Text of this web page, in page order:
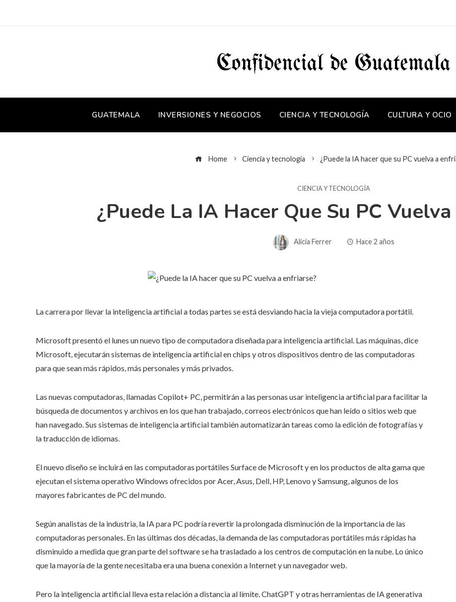
GUATEMALA INVERSIONES Y NEGOCIOS CIENCIA Y TECNOLOGÍA CULTURA Y OCIO
Home Ciencia y tecnología ¿Puede la IA hacer que su PC vuelva a
CIENCIA Y TECNOLOGÍA
¿Puede La IA Hacer Que Su PC
Alicia Ferrer Hace 2 años
La carrera por llevar la inteligencia artificial a todas partes se está desviando hacia la vieja computadora portátil.
Microsoft presentó el lunes un nuevo tipo de computadora diseñada para inteligencia artificial. Las máquinas, dice
Microsoft, ejecutarán sistemas de inteligencia artificial en chips y otros dispositivos dentro de las computadoras
para que sean más rápidos, más personales y más privados.
Las nuevas computadoras, llamadas Copilot+ PC, permitirán a las personas usar inteligencia artificial para facilitar la
búsqueda de documentos y archivos en los que han trabajado, correos electrónicos que han leído o sitios web que
han navegado. Sus sistemas de inteligencia artificial también automatizarán tareas como la edición de fotografías y
la traducción de idiomas.
El nuevo diseño se incluirá en las computadoras portátiles Surface de Microsoft y en los productos de alta gama que
ejecutan el sistema operativo Windows ofrecidos por Acer, Asus, Dell, HP, Lenovo y Samsung, algunos de los
mayores fabricantes de PC del mundo.
Según analistas de la industria, la IA para PC podría revertir la prolongada disminución de la importancia de las
computadoras personales. En las últimas dos décadas, la demanda de las computadoras portátiles más rápidas ha
disminuido a medida que gran parte del software se ha trasladado a los centros de computación en la nube. Lo único
que la mayoría de la gente necesitaba era una buena conexión a Internet y un navegador web.
Pero la inteligencia artificial lleva esta relación a distancia al límite. ChatGPT y otras herramientas de IA generativa